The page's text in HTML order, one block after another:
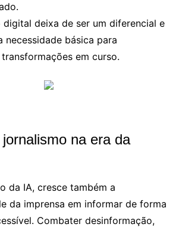
deixa de ser um diferencial e
necessidade básica para
em curso.
na era da
da IA, cresce também a
da imprensa em informar de forma
Combater desinformação,